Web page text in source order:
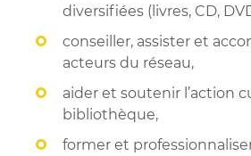
diversifiées (livres, CD,
conseiller, assister et
acteurs du réseau,
aider et soutenir l’action
bibliothèque,
former et